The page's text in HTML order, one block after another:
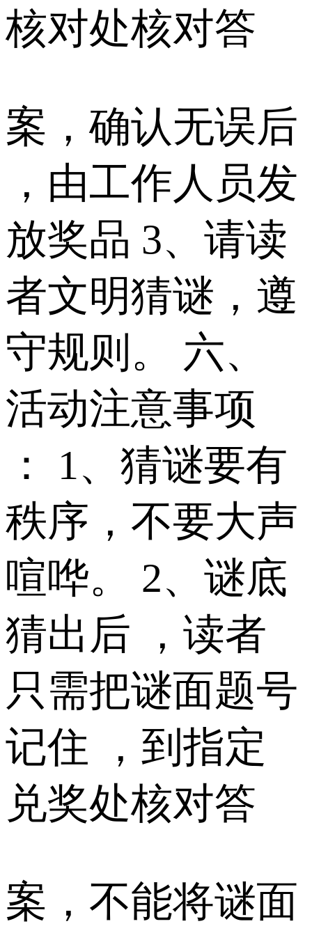
核对处核对答
案，确认无误后
，由工作人员发
放奖品 3、请读
者文明猜谜，遵
守规则。 六、
活动注意事项
： 1、猜谜要有
秩序，不要大声
喧哗。 2、谜底
猜出后 ，读者
只需把谜面题号
记住 ，到指定
兑奖处核对答
案，不能将谜面